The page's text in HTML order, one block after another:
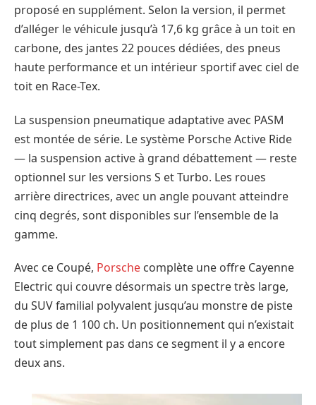
proposé en supplément. Selon la version, il permet
d’alléger le véhicule jusqu’à 17,6 kg grâce à un toit en
carbone, des jantes 22 pouces dédiées, des pneus
haute performance et un intérieur sportif avec ciel de
toit en Race-Tex.
La suspension pneumatique adaptative avec PASM
est montée de série. Le système Porsche Active Ride
— la suspension active à grand débattement — reste
optionnel sur les versions S et Turbo. Les roues
arrière directrices, avec un angle pouvant atteindre
cinq degrés, sont disponibles sur l’ensemble de la
gamme.
Avec ce Coupé, Porsche complète une offre Cayenne
Electric qui couvre désormais un spectre très large,
du SUV familial polyvalent jusqu’au monstre de piste
de plus de 1 100 ch. Un positionnement qui n’existait
tout simplement pas dans ce segment il y a encore
deux ans.